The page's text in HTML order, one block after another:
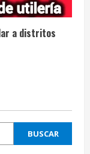
a distritos
BUSCAR